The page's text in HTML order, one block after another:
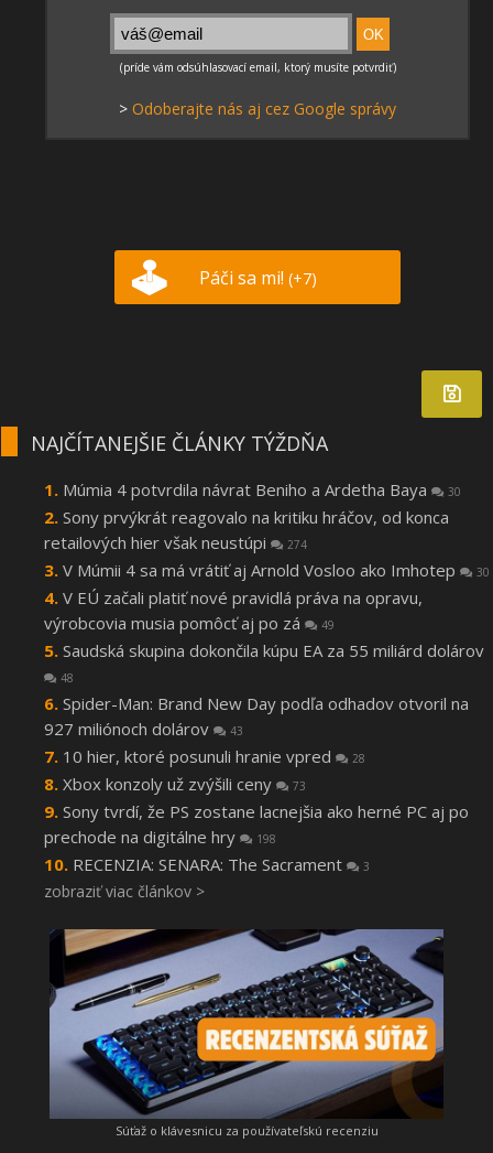
> Odoberajte nás aj cez Google správy
Páči sa mi! (+7)
NAJČÍTANEJŠIE ČLÁNKY TÝŽDŇA
Múmia 4 potvrdila návrat Beniho a Ardetha Baya 30
Sony prvýkrát reagovalo na kritiku hráčov, od konca
retailových hier však neustúpi
274
V Múmii 4 sa má vrátiť aj Arnold Vosloo ako Imhotep 30
V EÚ začali platiť nové pravidlá práva na opravu,
výrobcovia musia pomôcť aj po zá
49
Saudská skupina dokončila kúpu EA za 55 miliárd dolárov
48
Spider-Man: Brand New Day podľa odhadov otvoril na
927 miliónoch dolárov
43
10 hier, ktoré posunuli hranie vpred 28
Xbox konzoly už zvýšili ceny 73
Sony tvrdí, že PS zostane lacnejšia ako herné PC aj po
prechode na digitálne hry
198
RECENZIA: SENARA: The Sacrament 3
zobraziť viac článkov >
Súťaž o klávesnicu za používateľskú recenziu